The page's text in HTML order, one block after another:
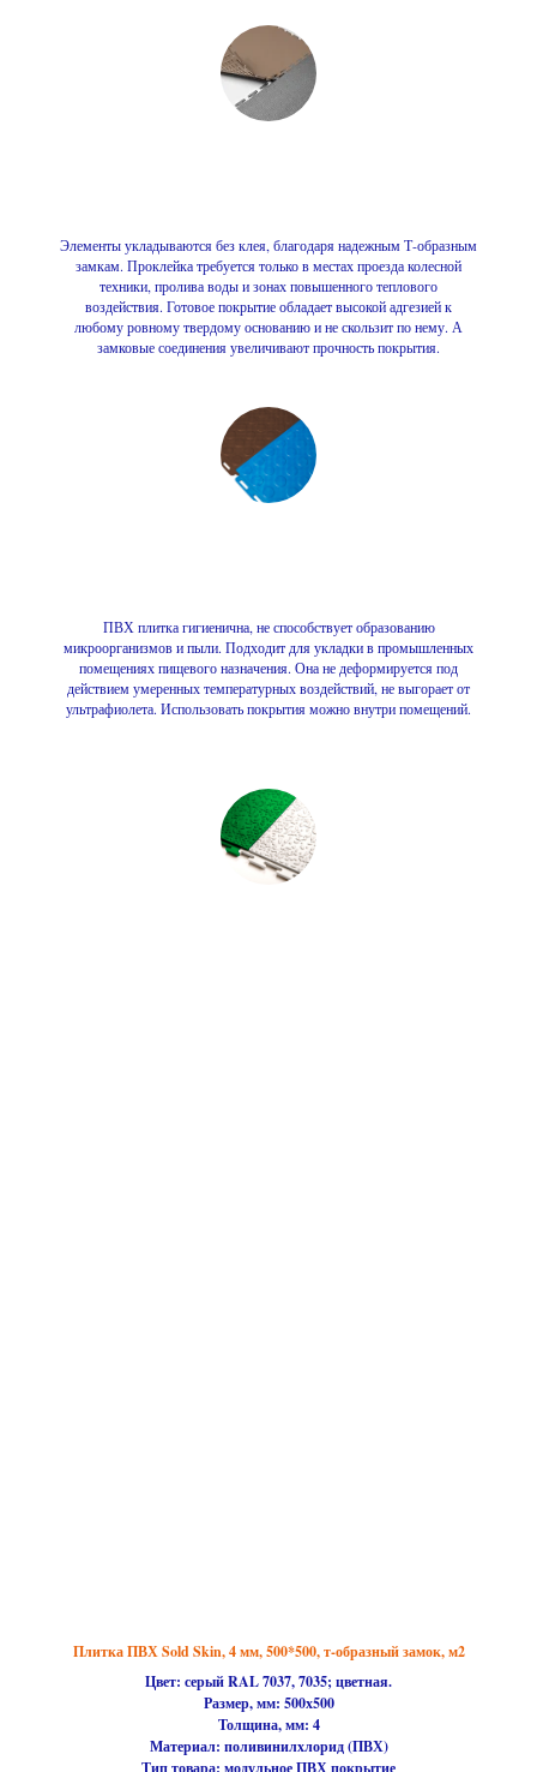
Элементы укладываются без клея, благодаря надежным Т-образным
замкам. Проклейка требуется только в местах проезда колесной
техники, пролива воды и зонах повышенного теплового
воздействия. Готовое покрытие обладает высокой адгезией к
любому ровному твердому основанию и не скользит по нему. А
замковые соединения увеличивают прочность покрытия.
ПВХ плитка гигиенична, не способствует образованию
микроорганизмов и пыли. Подходит для укладки в промышленных
помещениях пищевого назначения. Она не деформируется под
действием умеренных температурных воздействий, не выгорает от
ультрафиолета. Использовать покрытия можно внутри помещений.
Плитка ПВХ Sold Skin, 4 мм, 500*500, т-образный замок, м2
Цвет: серый RAL 7037, 7035; цветная.
Размер, мм: 500х500
Толщина, мм: 4
Материал: поливинилхлорид (ПВХ)
Тип товара: модульное ПВХ покрытие